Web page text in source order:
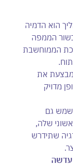
הוא הדמיה
הממפה
הממוחשבת
מבצעת את
מדויק
גם
שלה,
שתידרש